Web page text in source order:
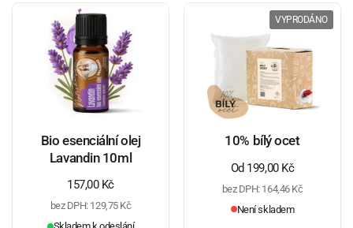
Bio esenciální olej
Lavandin 10ml
Běžná cena
157,00 Kč
bez DPH: 129,75 Kč
10% bílý ocet
Běžná cena
Od 199,00 Kč
bez DPH: 164,46 Kč
Není skladem
VYPRODÁNO